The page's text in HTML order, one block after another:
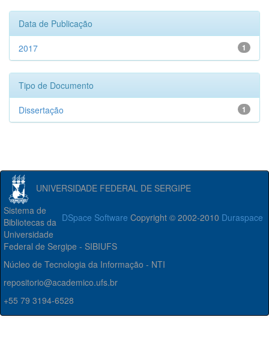
Data de Publicação
1
2017
Tipo de Documento
1
Dissertação
UNIVERSIDADE FEDERAL DE SERGIPE
DSpace Software Copyright © 2002-2010 Duraspace
Sistema de
Bibliotecas da
Universidade
Federal de Sergipe - SIBIUFS
Núcleo de Tecnologia da Informação - NTI
repositorio@academico.ufs.br
+55 79 3194-6528